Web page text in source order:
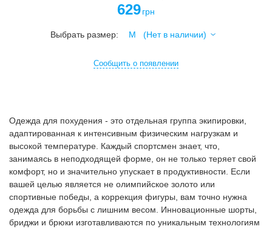
629 грн
Выбрать размер:
Сообщить о появлении
Одежда для похудения - это отдельная группа экипировки,
адаптированная к интенсивным физическим нагрузкам и
высокой температуре. Каждый спортсмен знает, что,
занимаясь в неподходящей форме, он не только теряет свой
комфорт, но и значительно упускает в продуктивности. Если
вашей целью является не олимпийское золото или
спортивные победы, а коррекция фигуры, вам точно нужна
одежда для борьбы с лишним весом. Инновационные шорты,
бриджи и брюки изготавливаются по уникальным технологиям